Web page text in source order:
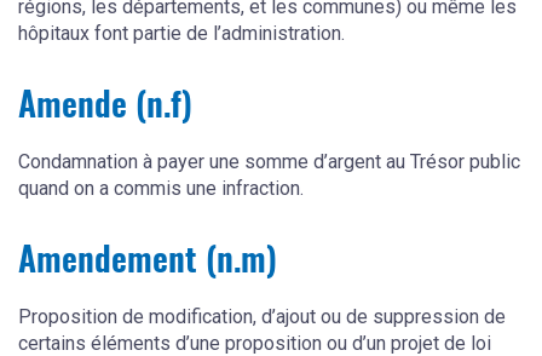
régions, les départements, et les communes) ou même les
hôpitaux font partie de l’administration.
Amende (n.f)
Condamnation à payer une somme d’argent au Trésor public
quand on a commis une infraction.
Amendement (n.m)
Proposition de modification, d’ajout ou de suppression de
certains éléments d’une proposition ou d’un projet de loi